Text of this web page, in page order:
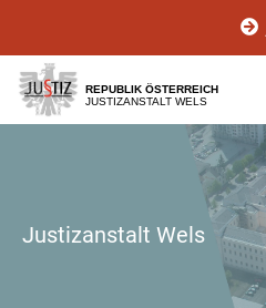
[1]
[2]
REPUBLIK ÖSTERREICH
JUSTIZANSTALT WELS
Justizanstalt Wels